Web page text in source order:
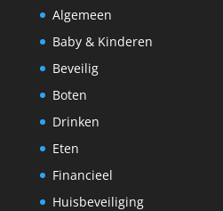
Algemeen
Baby & Kinderen
Beveilig
Boten
Drinken
Eten
Financieel
Huisbeveiliging